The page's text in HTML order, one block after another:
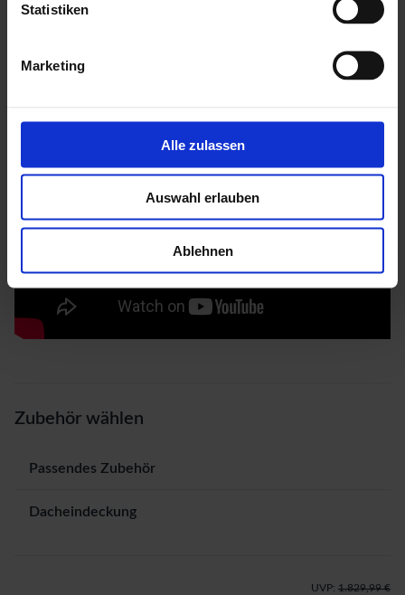
Statistiken
Marketing
Alle zulassen
Auswahl erlauben
Ablehnen
Zubehör wählen
Passendes Zubehör
Dacheindeckung
UVP: 1.829,99 €